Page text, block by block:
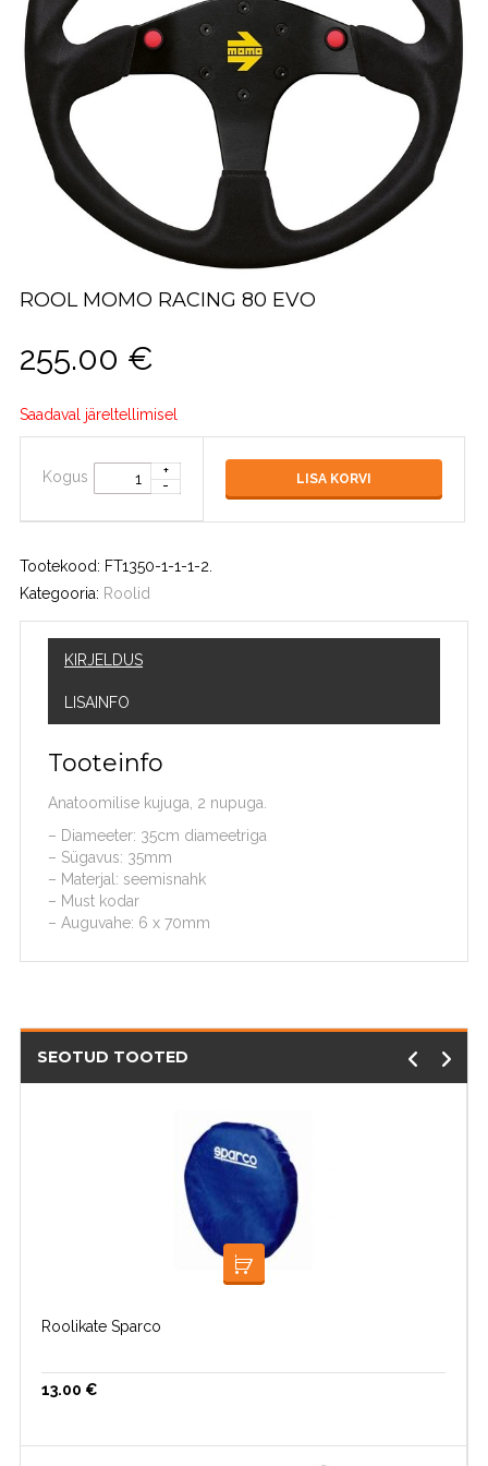
ROOL MOMO RACING 80 EVO
255.00 €
Saadaval järeltellimisel
Kogus LISA KORVI
Tootekood: FT1350-1-1-1-2
Kategooria: Roolid
KIRJELDUS
LISAINFO
Tooteinfo
Anatoomilise kujuga, 2 nupuga.
– Diameeter: 35cm diameetriga
– Sügavus: 35mm
– Materjal: seemisnahk
– Must kodar
– Auguvahe: 6 x 70mm
SEOTUD TOOTED
LISA KORVI
Roolikate Sparco
13.00 €